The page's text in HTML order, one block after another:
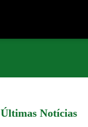
Últimas Notícias